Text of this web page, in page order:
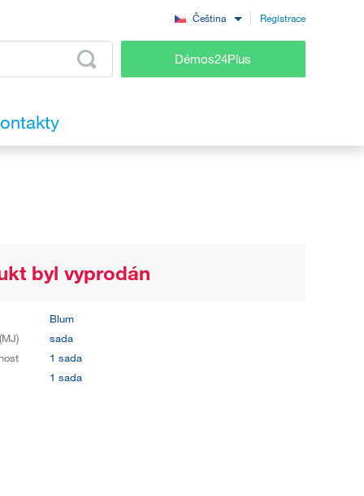
Čeština Registrace
Démos24Plus
byl vyprodán
Blum
sada
1 sada
1 sada